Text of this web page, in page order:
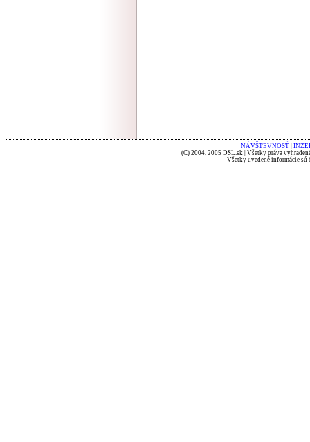
NÁVŠTEVNOSŤ
(C) 2004, 2005 DSL.sk | Všetky práva
Všetky uvedené informácie sú